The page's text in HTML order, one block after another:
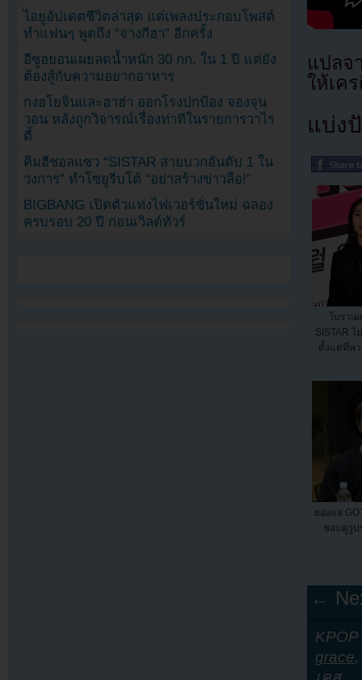
แปล
ให้เค
แบ่ง
โบราเ
SISTAR
ตั้งแต่ที่พว
ยองแจ
ชอบดูรูป
←
grace,
ไอยูอัปเดตชีวิตล่าสุด แต่เพลงประกอบโพสต์
ทำแฟนๆ พูดถึง “จางกีฮา” อีกครั้ง
อีซูฮยอนเผยลดน้ำหนัก 30 กก. ใน 1 ปี แต่ยัง
ต้องสู้กับความอยากอาหาร
กงฮโยจินและฮาฮ่า ออกโรงปกป้อง จองจุน
วอน หลังถูกวิจารณ์เรื่องท่าทีในรายการวาไร
ตี้
คิมฮีชอลแซว “SISTAR สายบวกอันดับ 1 ใน
วงการ” ทำโซยูรีบโต้ “อย่าสร้างข่าวลือ!”
BIGBANG เปิดตัวแท่งไฟเวอร์ชั่นใหม่ ฉลอง
ครบรอบ 20 ปี ก่อนเวิลด์ทัวร์